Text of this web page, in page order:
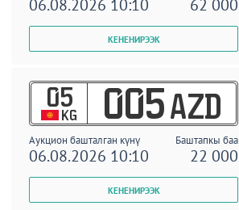
06.08.2026 10:10 62 000
05
KG 005 AZD
Аукцион башталган күнү Баштапкы баа
06.08.2026 10:10 22 000